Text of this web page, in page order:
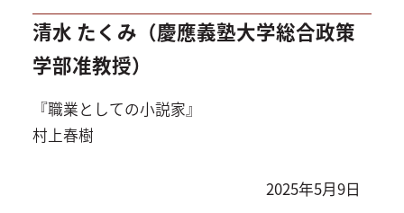
タイトルに惹かれた購入。
清水 たくみ（慶應義塾大学総合政策
学部准教授）
『職業としての小説家』
村上春樹
2025年5月9日